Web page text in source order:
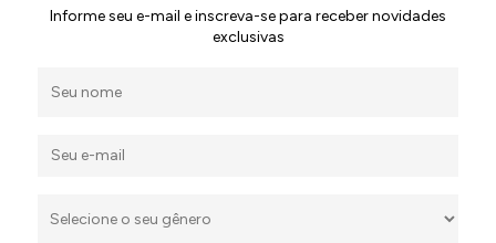
Informe seu e-mail e inscreva-se para receber novidades
exclusivas